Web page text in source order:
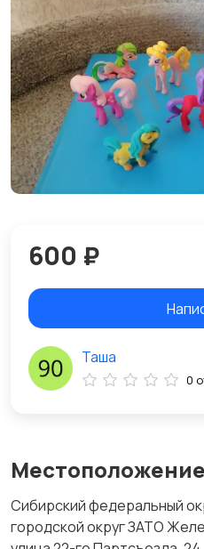
Местоположение
Сибирский федеральный
городской округ ЗАТО
600 ₽
Таша
0